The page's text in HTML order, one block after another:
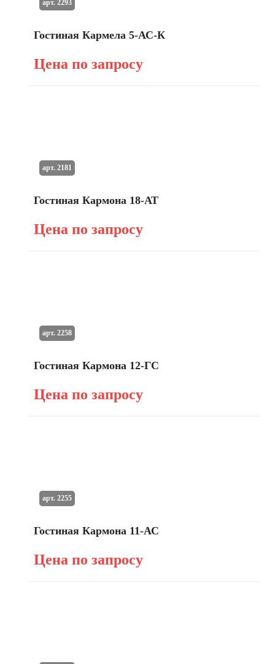
Гостиная Кармела 5-АС-К
Цена по запросу
арт. 2293
Гостиная Кармона 18-АТ
Цена по запросу
арт. 2181
Гостиная Кармона 12-ГС
Цена по запросу
арт. 2258
Гостиная Кармона 11-АС
Цена по запросу
арт. 2255